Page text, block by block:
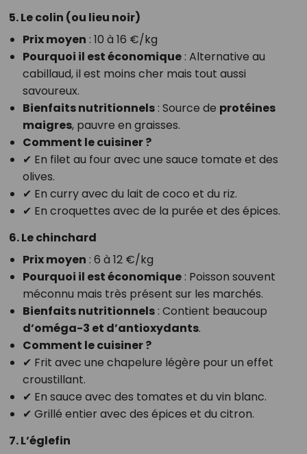
5. Le colin (ou lieu noir)
Prix moyen : 10 à 16 €/kg
Pourquoi il est économique: Alternative au
cabillaud, il est moins cher mais tout aussi
savoureux.
Bienfaits nutritionnels: Source de protéines
maigres, pauvre en graisses.
Comment le cuisiner ?
✔ En filet au four avec une sauce tomate et des
olives.
✔ En curry avec du lait de coco et du riz.
✔ En croquettes avec de la purée et des épices.
6. Le chinchard
Prix moyen : 6 à 12 €/kg
Pourquoi il est économique: Poisson souvent
méconnu mais très présent sur les marchés.
Bienfaits nutritionnels: Contient beaucoup
d’oméga-3 et d’antioxydants.
Comment le cuisiner ?
✔ Frit avec une chapelure légère pour un effet
croustillant.
✔ En sauce avec des tomates et du vin blanc.
✔ Grillé entier avec des épices et du citron.
7. L’églefin